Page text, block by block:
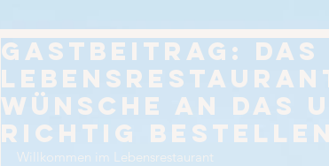
Gastbeitrag: Das
Wünsche an das
richtig bestellen
Willkommen im Lebensrestaurant